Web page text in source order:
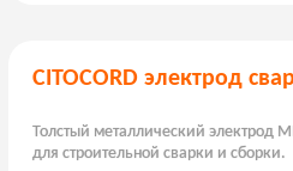
CITOCORD электрод
Толстый металлический электрод
для строительной сварки и сборки.